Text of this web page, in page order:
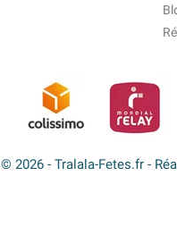
© 2026 - Tralala-Fetes.fr -